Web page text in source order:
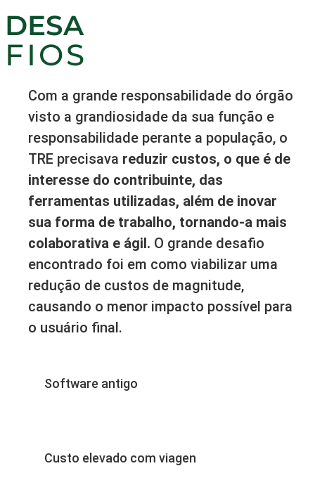
DESA
FIOS
Com a grande responsabilidade do órgão
visto a grandiosidade da sua função e
responsabilidade perante a população, o
TRE precisava reduzir custos, o que é de
interesse do contribuinte, das
ferramentas utilizadas, além de inovar
sua forma de trabalho, tornando-a mais
colaborativa e ágil. O grande desafio
encontrado foi em como viabilizar uma
redução de custos de magnitude,
causando o menor impacto possível para
o usuário final.
Software antigo
Custo elevado com viagen